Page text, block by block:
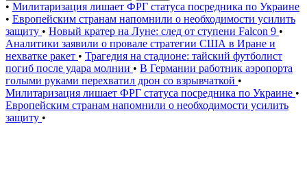
• Милитаризация лишает ФРГ статуса посредника по Украине
• Европейским странам напомнили о необходимости усилить
защиту • Новый кратер на Луне: след от ступени Falcon 9 •
Аналитики заявили о провале стратегии США в Иране и
нехватке ракет • Трагедия на стадионе: тайский футболист
погиб после удара молнии • В Германии работник аэропорта
голыми руками перехватил дрон со взрывчаткой •
Милитаризация лишает ФРГ статуса посредника по Украине •
Европейским странам напомнили о необходимости усилить
защиту •